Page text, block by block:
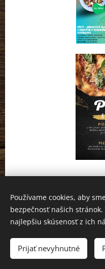
restauracia-maj
Vytvorené
Používame cookies, aby
bezpečnosť našich
najlepšiu skúsenosť z ich
Prijať nevyhnutné